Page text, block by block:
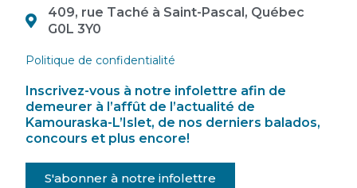
409, rue Taché à Saint-Pascal, Québec
G0L 3Y0
Politique de confidentialité
Inscrivez-vous à notre infolettre afin de
demeurer à l’affût de l’actualité de
Kamouraska-L’Islet, de nos derniers balados,
concours et plus encore!
S'abonner à notre infolettre